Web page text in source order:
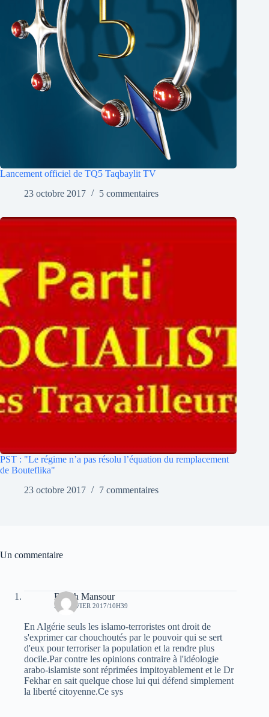
Lancement officiel de TQ5 Taqbaylit TV
23 octobre 2017
5 commentaires
PST : "Le régime n’a pas résolu l’équation du remplacement
de Bouteflika"
23 octobre 2017
7 commentaires
Un commentaire
Rabah Mansour
28 JANVIER 2017/10H39
En Algérie seuls les islamo-terroristes ont droit de
s'exprimer car chouchoutés par le pouvoir qui se sert
d'eux pour terroriser la population et la rendre plus
docile.Par contre les opinions contraire à l'idéologie
arabo-islamiste sont réprimées impitoyablement et le Dr
Fekhar en sait quelque chose lui qui défend simplement
la liberté citoyenne.Ce sys